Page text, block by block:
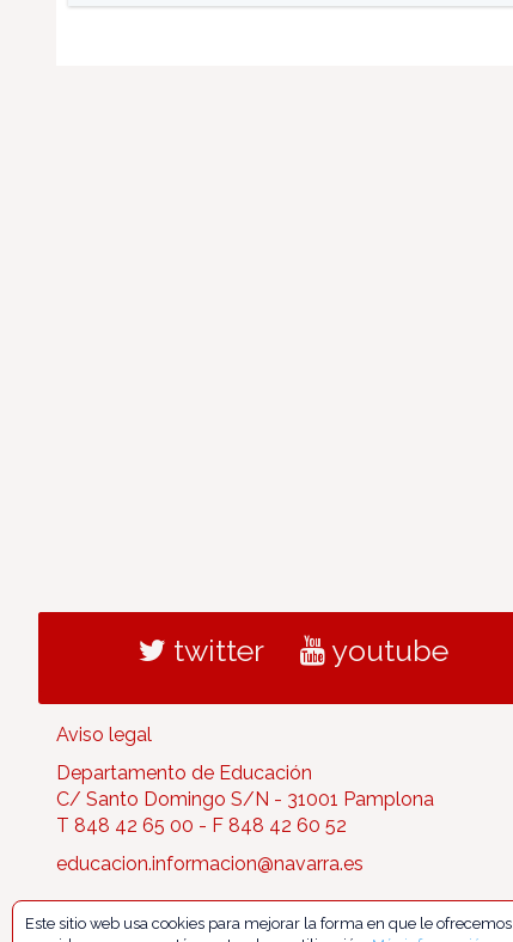
twitter youtube
Aviso legal
Departamento de Educación
C/ Santo Domingo S/N - 31001 Pamplona
T 848 42 65 00 - F 848 42 60 52
educacion.informacion@navarra.es
Este sitio web usa cookies para mejorar la forma en que le